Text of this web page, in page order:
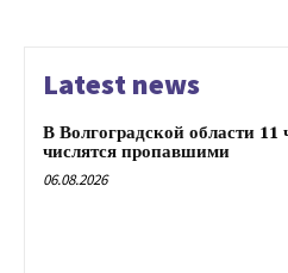
Latest news
В Волгоградской области 11
числятся пропавшими
06.08.2026